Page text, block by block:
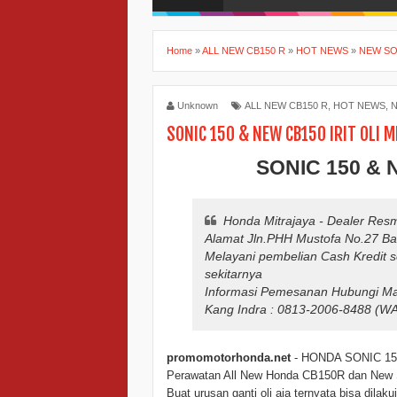
Home »ALL NEW CB150 R » HOT NEWS » NEW
Unknown ALL NEW CB150 R HOT NEWS
SONIC 150 & NEW CB150 IRIT OLI
SONIC 150 &
Honda Mitrajaya - Dealer
Alamat Jln.PHH Mustofa No.27
Melayani pembelian Cash Kredit
sekitarnya
Informasi Pemesanan Hubungi
Kang Indra : 0813-2006-8488
promomotorhonda.net- HONDA SONIC
Perawatan All New Honda CB150R dan
Buat urusan ganti oli aja ternyata bisa